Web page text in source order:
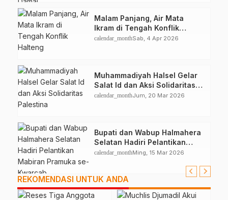
Malam Panjang, Air Mata
Ikram di Tengah Konflik
Halteng
calendar_monthSab, 4 Apr 2026
Muhammadiyah Halsel Gelar
Salat Id dan Aksi Solidaritas
Palestina
calendar_monthJum, 20 Mar 2026
Bupati dan Wabup Halmahera
Selatan Hadiri Pelantikan
Mabiran Pramuka se-Kwarcab
calendar_monthMing, 15 Mar 2026
REKOMENDASI UNTUK ANDA